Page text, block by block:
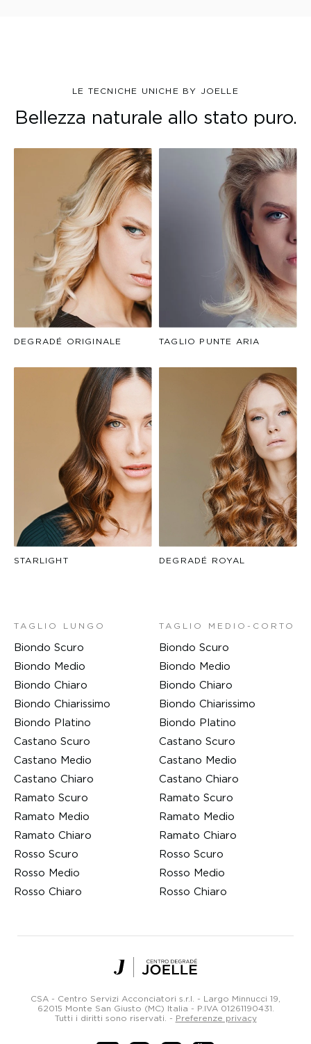
LE TECNICHE UNICHE BY JOELLE
Bellezza naturale allo stato puro.
DEGRADÉ ORIGINALE TAGLIO PUNTE ARIA
STARLIGHT DEGRADÉ ROYAL
TAGLIO LUNGO
Biondo Scuro
Biondo Medio
Biondo Chiaro
Biondo Chiarissimo
Biondo Platino
Castano Scuro
Castano Medio
Castano Chiaro
Ramato Scuro
Ramato Medio
Ramato Chiaro
Rosso Scuro
Rosso Medio
Rosso Chiaro
TAGLIO MEDIO-CORTO
Biondo Scuro
Biondo Medio
Biondo Chiaro
Biondo Chiarissimo
Biondo Platino
Castano Scuro
Castano Medio
Castano Chiaro
Ramato Scuro
Ramato Medio
Ramato Chiaro
Rosso Scuro
Rosso Medio
Rosso Chiaro
Centro
Degradé
Parrucchieri
CSA - Centro Servizi Acconciatori s.r.l. - Largo Minnucci 19,
62015 Monte San Giusto (MC) Italia - P.IVA 01261190431.
Tutti i diritti sono riservati. - Preferenze privacy